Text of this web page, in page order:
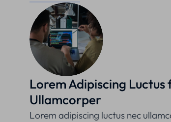
Lorem Adipiscing Luctus
Ullamcorper
Lorem adipiscing luctus nec